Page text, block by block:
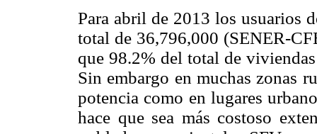
Para abril de 2013 los usuarios
total de 36,796,000 (SENER-
que 98.2% del total de
Sin embargo en muchas zonas
potencia como en lugares
hace que sea más costoso